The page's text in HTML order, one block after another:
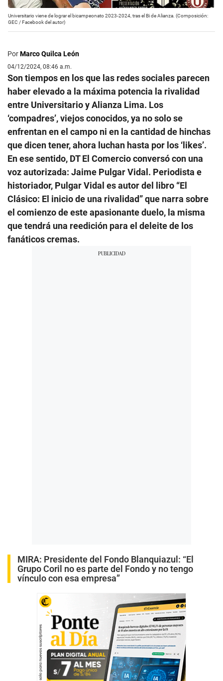
Universitario viene de lograr el bicampeonato 2023-2024, tras el Bi de Alianza. (Composición:
GEC / Facebook del autor)
PorMarco Quilca León
04/12/2024, 08:46 a.m.
Son tiempos en los que las redes sociales parecen
haber elevado a la máxima potencia la rivalidad
entre Universitario y Alianza Lima. Los
‘compadres’, viejos conocidos, ya no solo se
enfrentan en el campo ni en la cantidad de hinchas
que dicen tener, ahora luchan hasta por los ‘likes’.
En ese sentido, DT El Comercio conversó con una
voz autorizada: Jaime Pulgar Vidal. Periodista e
historiador, Pulgar Vidal es autor del libro “El
Clásico: El inicio de una rivalidad” que narra sobre
el comienzo de este apasionante duelo, la misma
que tendrá una reedición para el deleite de los
fanáticos cremas.
MIRA: Presidente del Fondo Blanquiazul: “El
Grupo Coril no es parte del Fondo y no tengo
vínculo con esa empresa”